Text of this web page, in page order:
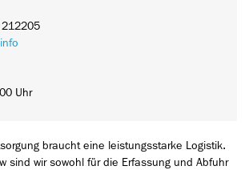
Uhr
braucht eine leistungsstarke Logistik.
sind wir sowohl für die Erfassung und Abfuhr